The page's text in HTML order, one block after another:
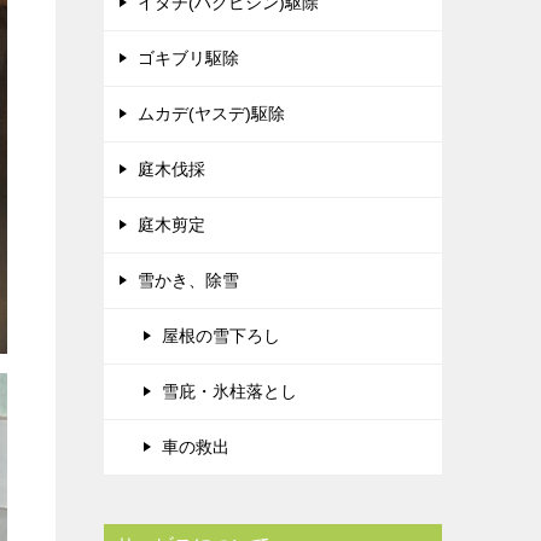
ゴキブリ駆除
ムカデ(ヤスデ)駆除
庭木伐採
庭木剪定
雪かき、除雪
屋根の雪下ろし
雪庇・氷柱落とし
車の救出